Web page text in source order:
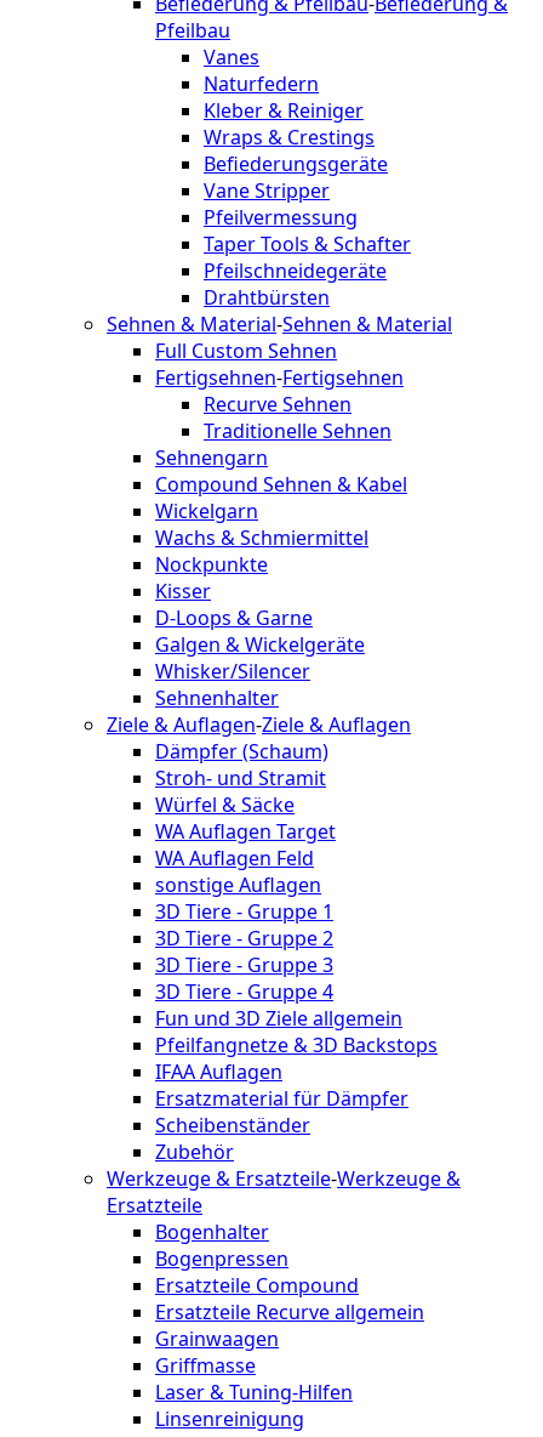
Pfeilbau
Vanes
Naturfedern
Kleber & Reiniger
Wraps & Crestings
Befiederungsgeräte
Vane Stripper
Pfeilvermessung
Taper Tools & Schafter
Pfeilschneidegeräte
Drahtbürsten
Sehnen & Material-Sehnen & Material
Full Custom Sehnen
Fertigsehnen-Fertigsehnen
Recurve Sehnen
Traditionelle Sehnen
Sehnengarn
Compound Sehnen & Kabel
Wickelgarn
Wachs & Schmiermittel
Nockpunkte
Kisser
D-Loops & Garne
Galgen & Wickelgeräte
Whisker/Silencer
Sehnenhalter
Ziele & Auflagen-Ziele & Auflagen
Dämpfer (Schaum)
Stroh- und Stramit
Würfel & Säcke
WA Auflagen Target
WA Auflagen Feld
sonstige Auflagen
3D Tiere - Gruppe 1
3D Tiere - Gruppe 2
3D Tiere - Gruppe 3
3D Tiere - Gruppe 4
Fun und 3D Ziele allgemein
Pfeilfangnetze & 3D Backstops
IFAA Auflagen
Ersatzmaterial für Dämpfer
Scheibenständer
Zubehör
Werkzeuge & Ersatzteile-Werkzeuge &
Ersatzteile
Bogenhalter
Bogenpressen
Ersatzteile Compound
Ersatzteile Recurve allgemein
Grainwaagen
Griffmasse
Laser & Tuning-Hilfen
Linsenreinigung